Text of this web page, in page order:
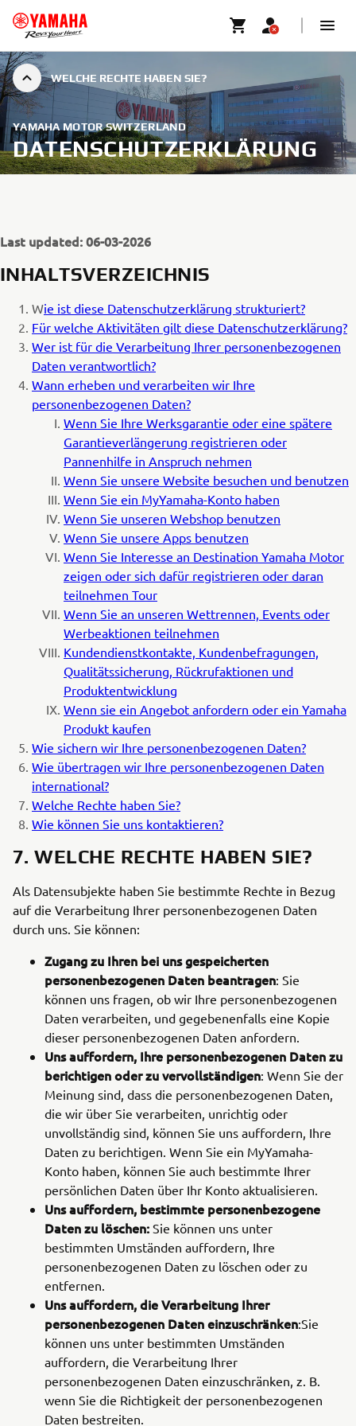
WELCHE RECHTE HABEN SIE?
YAMAHA MOTOR SWITZERLAND
DATENSCHUTZERKLÄRUNG
Last updated: 06-03-2026
INHALTSVERZEICHNIS
Wie ist diese Datenschutzerklärung strukturiert?
Für welche Aktivitäten gilt diese Datenschutzerklärung?
Wer ist für die Verarbeitung Ihrer personenbezogenen
Daten verantwortlich?
Wann erheben und verarbeiten wir Ihre
personenbezogenen Daten?
Wenn Sie Ihre Werksgarantie oder eine spätere
Garantieverlängerung registrieren oder
Pannenhilfe in Anspruch nehmen
Wenn Sie unsere Website besuchen und benutzen
Wenn Sie ein MyYamaha-Konto haben
Wenn Sie unseren Webshop benutzen
Wenn Sie unsere Apps benutzen
Wenn Sie Interesse an Destination Yamaha Motor
zeigen oder sich dafür registrieren oder daran
teilnehmen Tour
Wenn Sie an unseren Wettrennen, Events oder
Werbeaktionen teilnehmen
Kundendienstkontakte, Kundenbefragungen,
Qualitätssicherung, Rückrufaktionen und
Produktentwicklung
Wenn sie ein Angebot anfordern oder ein Yamaha
Produkt kaufen
Wie sichern wir Ihre personenbezogenen Daten?
Wie übertragen wir Ihre personenbezogenen Daten
international?
Welche Rechte haben Sie?
Wie können Sie uns kontaktieren?
7. WELCHE RECHTE HABEN SIE?
Als Datensubjekte haben Sie bestimmte Rechte in Bezug
auf die Verarbeitung Ihrer personenbezogenen Daten
durch uns. Sie können:
Zugang zu Ihren bei uns gespeicherten
personenbezogenen Daten beantragen: Sie
können uns fragen, ob wir Ihre personenbezogenen
Daten verarbeiten, und gegebenenfalls eine Kopie
dieser personenbezogenen Daten anfordern.
Uns auffordern, Ihre personenbezogenen Daten zu
berichtigen oder zu vervollständigen: Wenn Sie der
Meinung sind, dass die personenbezogenen Daten,
die wir über Sie verarbeiten, unrichtig oder
unvollständig sind, können Sie uns auffordern, Ihre
Daten zu berichtigen. Wenn Sie ein MyYamaha-
Konto haben, können Sie auch bestimmte Ihrer
persönlichen Daten über Ihr Konto aktualisieren.
Uns auffordern, bestimmte personenbezogene
Daten zu löschen: Sie können uns unter
bestimmten Umständen auffordern, Ihre
personenbezogenen Daten zu löschen oder zu
entfernen.
Uns auffordern, die Verarbeitung Ihrer
personenbezogenen Daten einzuschränken:Sie
können uns unter bestimmten Umständen
auffordern, die Verarbeitung Ihrer
personenbezogenen Daten einzuschränken, z. B.
wenn Sie die Richtigkeit der personenbezogenen
Daten bestreiten.